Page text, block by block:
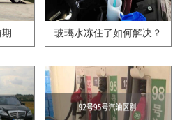
驾驶证到期没有换,逾期怎么办?? 玻璃水冻住了如何解决？